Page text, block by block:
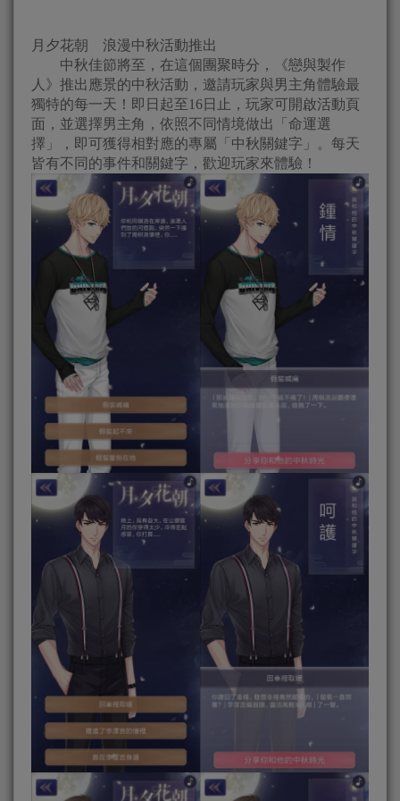
月夕花朝 浪漫中秋活動推出
中秋佳節將至，在這個團聚時分，《戀與製作
人》推出應景的中秋活動，邀請玩家與男主角體驗最
獨特的每一天！即日起至16日止，玩家可開啟活動頁
面，並選擇男主角，依照不同情境做出「命運選
擇」，即可獲得相對應的專屬「中秋關鍵字」。每天
皆有不同的事件和關鍵字，歡迎玩家來體驗！